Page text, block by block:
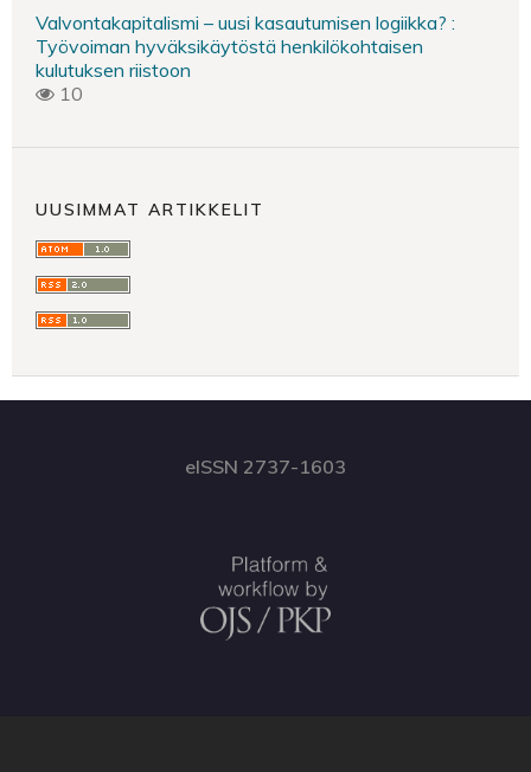
Valvontakapitalismi – uusi kasautumisen logiikka? :
Työvoiman hyväksikäytöstä henkilökohtaisen
kulutuksen riistoon
10
UUSIMMAT ARTIKKELIT
eISSN 2737-1603